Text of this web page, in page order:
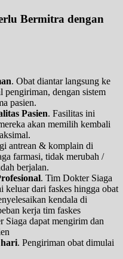
Bermitra dengan
. Obat diantar langsung ke
pengiriman, dengan sistem
pasien.
Pasien. Fasilitas ini
akan memilih kembali
antrean & komplain di
farmasi, tidak merubah /
berjalan.
. Tim Dokter Siaga
keluar dari faskes hingga obat
kendala di
kerja tim faskes
Siaga dapat mengirim dan
hari. Pengiriman obat dimulai